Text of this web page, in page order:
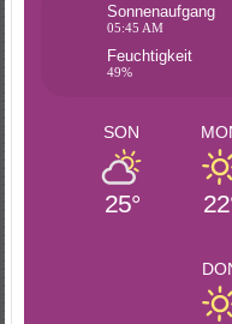
Sonnenaufgang
05:45 AM
Feuchtigkeit
49%
SON
25°